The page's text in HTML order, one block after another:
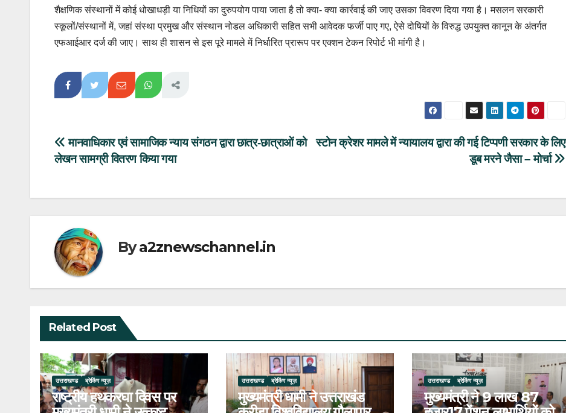
शैक्षणिक संस्थानों में कोई धोखाधड़ी या निधियों का दुरुपयोग पाया जाता है तो क्या- क्या कार्रवाई की जाए उसका विवरण दिया गया है। मसलन सरकारी
स्कूलों/संस्थानों में, जहां संस्था प्रमुख और संस्थान नोडल अधिकारी सहित सभी आवेदक फर्जी पाए गए, ऐसे दोषियों के विरुद्ध उपयुक्त कानून के अंतर्गत
एफआईआर दर्ज की जाए। साथ ही शासन से इस पूरे मामले में निर्धारित प्रारूप पर एक्शन टेकन रिपोर्ट भी मांगी है।
Post
navigation
स्टोन क्रेशर मामले में न्यायालय द्वारा की गई टिप्पणी सरकार के लिए
डूब मरने जैसा – मोर्चा
मानवाधिकार एवं सामाजिक न्याय संगठन द्वारा छात्र-छात्राओं को
लेखन सामग्री वितरण किया गया
Bya2znewschannel.in
Related Post
उत्तराखण्ड ब्रेकिंग न्यूज़
राष्ट्रीय हथकरघा दिवस पर
उत्तराखण्ड ब्रेकिंग न्यूज़
मुख्यमंत्री धामी ने उत्तराखंड
उत्तराखण्ड ब्रेकिंग न्यूज़
मुख्यमंत्री ने 9 लाख 87